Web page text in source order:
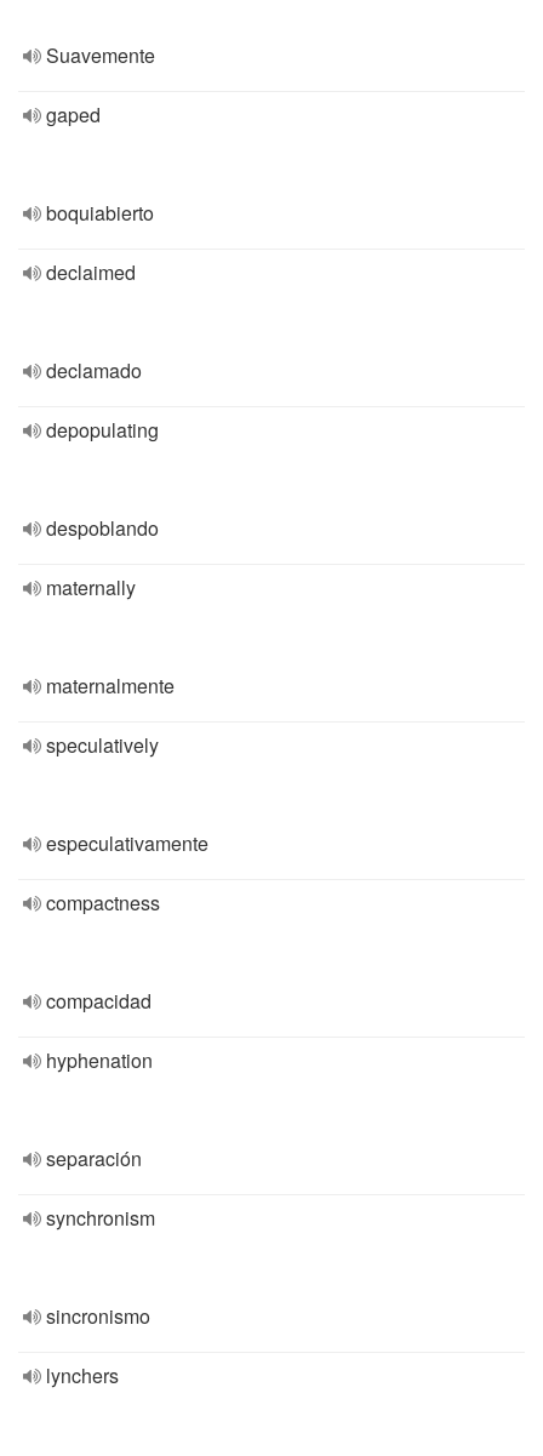
Suavemente
gaped
boquiabierto
declaimed
declamado
depopulating
despoblando
maternally
maternalmente
speculatively
especulativamente
compactness
compacidad
hyphenation
separación
synchronism
sincronismo
lynchers